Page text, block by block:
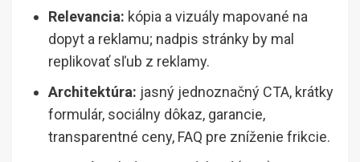
Relevancia: kópia a vizuály mapované na
dopyt a reklamu; nadpis stránky by mal
replikovať sľub z reklamy.
Architektúra: jasný jednoznačný CTA, krátky
formulár, sociálny dôkaz, garancie,
transparentné ceny, FAQ pre zníženie frikcie.